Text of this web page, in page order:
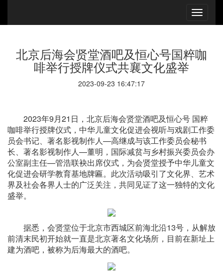
北京后海会贤堂酒吧及恒心号国粹咖
啡举行授牌仪式共襄文化盛举
2023-09-23 16:47:17
2023年9月21日，北京后海会贤堂酒吧及恒心号 国粹
咖啡举行授牌仪式，中华儿童文化促进会视听与戏剧工作委
员会书记、著名影视制作人—高继成与该工作委员会秘书
长、著名影视制作人—董明，国际减贫与乡村振兴委员会办
公室副主任—管浩联袂出席仪式，为会贤堂授予中华儿童文
化促进会研学教育基地牌匾。此次活动吸引了文化界、艺术
界及社会各界人士的广泛关注，共同见证了这一独特的文化
盛举。
据悉，会贤堂位于北京市西城区前海北沿13号，从解放
前清末民初开始就一直是北京著名文化场所，目前在新址上
建为酒吧，被称为后海最大的酒吧。